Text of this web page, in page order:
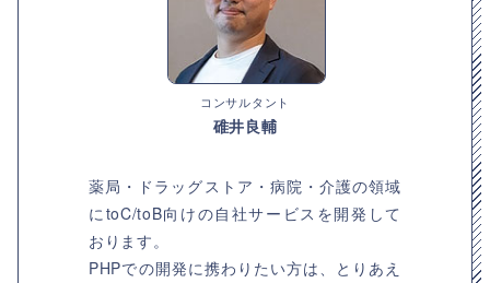
コンサルタント
碓井良輔
薬局・ドラッグストア・病院・介護の領域
にtoC/toB向けの自社サービスを開発して
おります。
PHPでの開発に携わりたい方は、とりあえ